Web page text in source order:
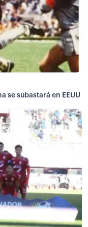
se subastará en EEUU